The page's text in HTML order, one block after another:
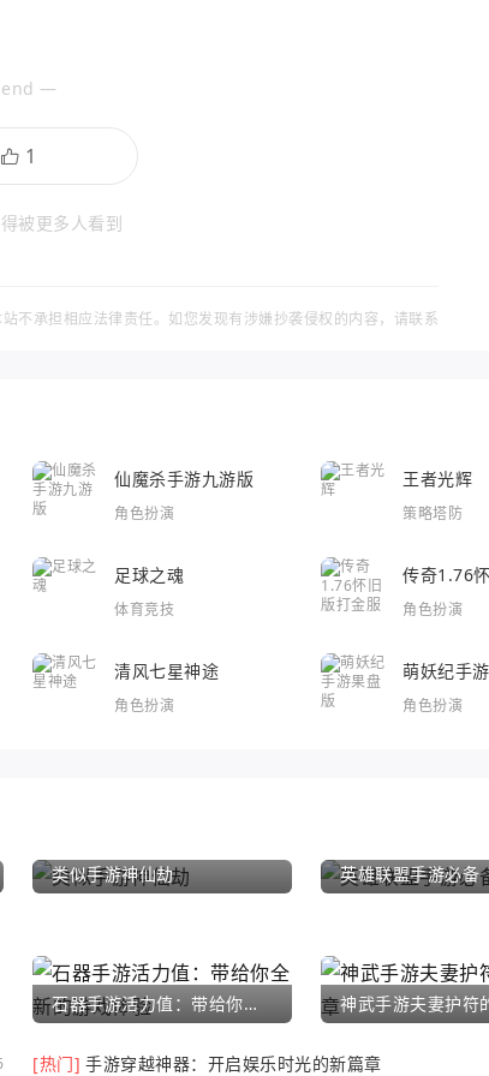
—
被更多人看到
不承担相应法律责任。如您发现有涉嫌抄袭侵权的内容，请联系
仙魔杀手游九游版
角色扮演
王者光辉
策略塔防
足球之魂
体育竞技
传奇1.76
角色扮演
清风七星神途
角色扮演
萌妖纪手
角色扮演
类似手游神仙劫 英雄联盟手游必备
石器手游活力值：带给你全新的游戏体验
[热门] 手游穿越神器：开启娱乐时光的新篇章